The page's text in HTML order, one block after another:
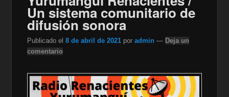
Un sistema comunitario de
difusión sonora
Publicado el 8 de abril de 2021 poradmin — Deja un
comentario